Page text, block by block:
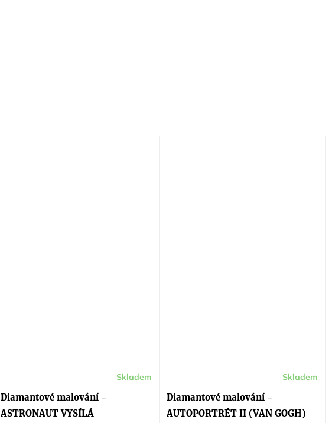
Diamantové malování -
ASTRONAUT VYSÍLÁ
Skladem
Diamantové malování -
AUTOPORTRÉT II (VAN GOGH)
produktu
je
5,0
z
Skladem